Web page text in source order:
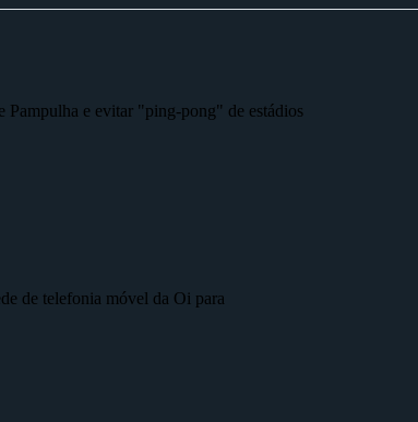
Pampulha e evitar "ping-pong" de estádios
de telefonia móvel da Oi para